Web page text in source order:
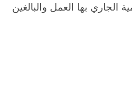
الجاري بها العمل والبالغين